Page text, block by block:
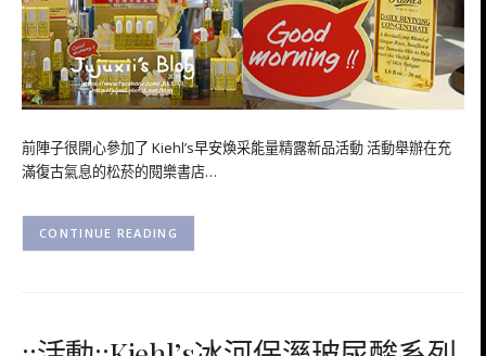
前陣子很開心參加了 Kiehl’s早安煥采能量精露新品活動 活動舉辦在充
滿復古氣息的松菸的閱樂書店…
CONTINUE READING